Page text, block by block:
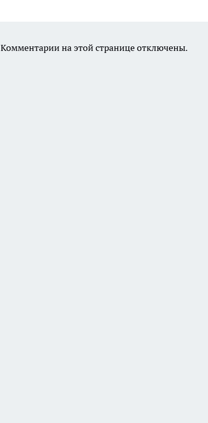
Комментарии на этой странице отключены.